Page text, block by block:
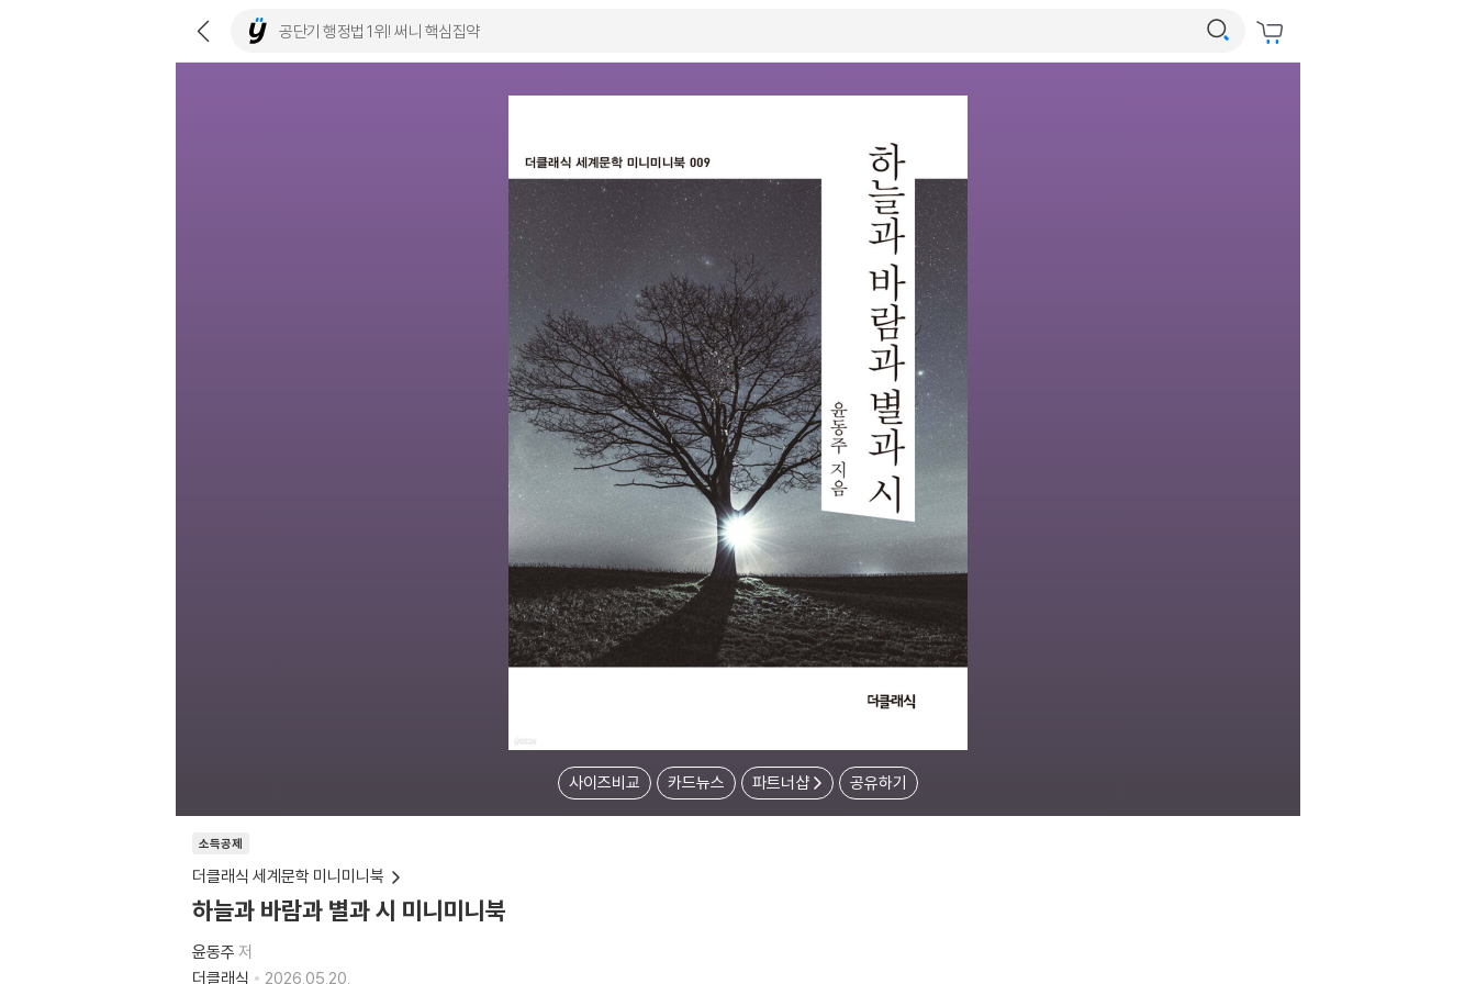
사이즈비교 카드뉴스 파트너샵 공유하기
소득공제
더클래식 세계문학 미니미니북
하늘과 바람과 별과 시 미니미니북
윤동주 저
더클래식
2026.05.20.